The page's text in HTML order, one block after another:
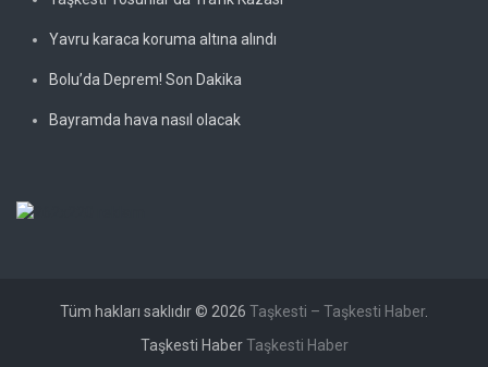
Yavru karaca koruma altına alındı
Bolu’da Deprem! Son Dakika
Bayramda hava nasıl olacak
Tüm hakları saklıdır © 2026 Taşkesti – Taşkesti Haber.
Taşkesti HaberTaşkesti Haber